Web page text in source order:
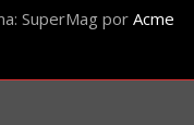
SuperMag porAcme